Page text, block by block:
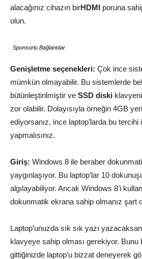
alacağınız cihazın birHDMI poruna
olun.
Sponsorlu Bağlantılar
Genişletme seçenekleri: Çok ince
mümkün olmayabilir. Bu sistemlerde
bütünleştirilmiştir ve SSD diski
zor olabilir. Dolayısıyla örneğin 4GB
ediyorsanız, ince laptop’larda bu tercihi
yapmalısınız.
Giriş: Windows 8 ile beraber
yaygınlaşıyor. Bu laptop’lar 10
algılayabiliyor. Ancak Windows 8’i
dokunmatik ekrana sahip olmanız şart
Laptop’unuzda sık sık yazı
klavyeye sahip olması gerekiyor. Bunu
gittiğinizde laptop’u bizzat deneyerek